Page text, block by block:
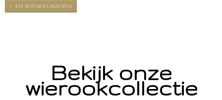
IN WINKELWAGEN
Bekijk onze
wierookcollectie